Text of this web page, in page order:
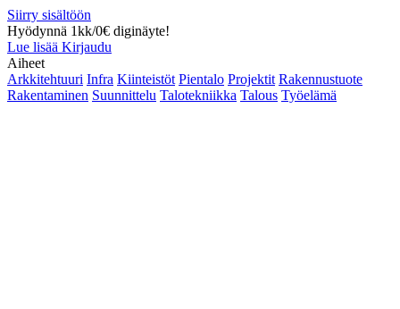
Siirry sisältöön
Hyödynnä 1kk/0€ diginäyte!
Lue lisää Kirjaudu
Aiheet
Arkkitehtuuri Infra Kiinteistöt Pientalo Projektit Rakennustuote
Rakentaminen Suunnittelu Talotekniikka Talous Työelämä